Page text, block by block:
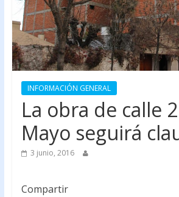
INFORMACIÓN GENERAL
La obra de calle
Mayo seguirá
3 junio, 2016
Compartir